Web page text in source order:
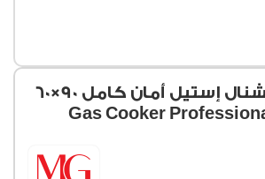
بوتاجاز بروفيشنال إستيل أمان كامل 90×60
/ Gas Cooker